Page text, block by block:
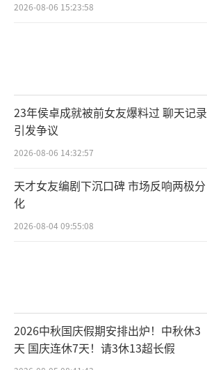
2026-08-06 15:23:58
23年侯卓成就被前女友爆料过 聊天记录
引发争议
2026-08-06 14:32:57
天才女友编剧下沉口碑 市场反响两极分
化
2026-08-04 09:55:08
2026中秋国庆假期安排出炉！中秋休3
天 国庆连休7天！请3休13超长假